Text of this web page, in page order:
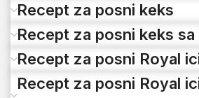
Recept za posni keks
Recept za posni keks sa
Recept za posni Royal
Recept za posni Royal